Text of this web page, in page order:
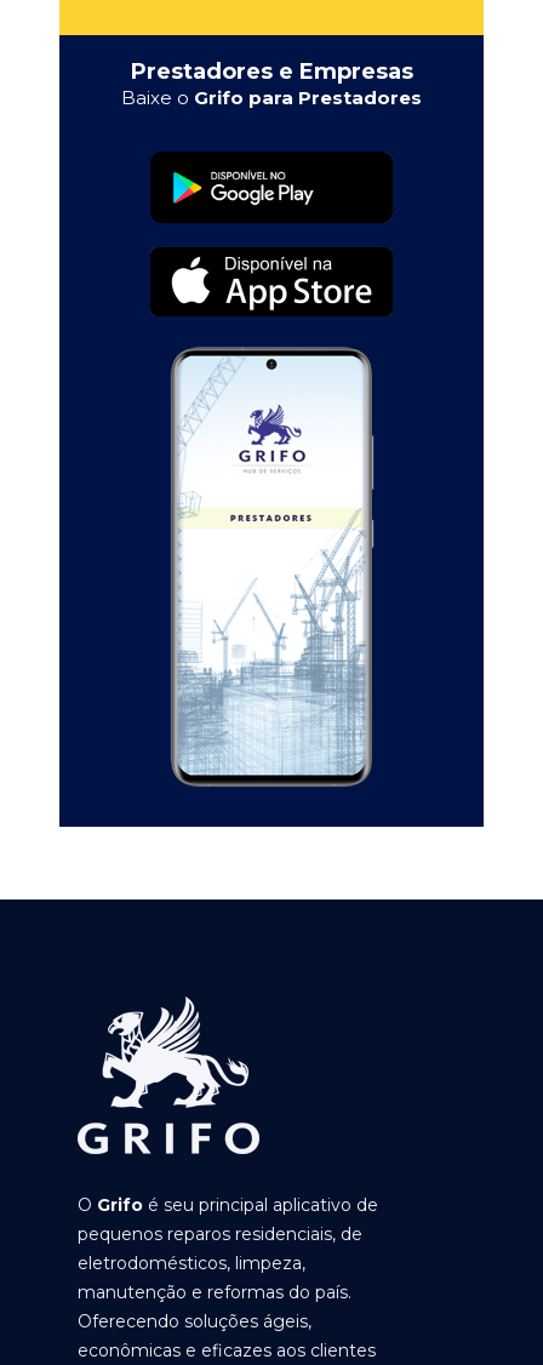
Prestadores e Empresas
Baixe o Grifo para Prestadores
O Grifo é seu principal aplicativo de
pequenos reparos residenciais, de
eletrodomésticos, limpeza,
manutenção e reformas do país.
Oferecendo soluções ágeis,
econômicas e eficazes aos clientes